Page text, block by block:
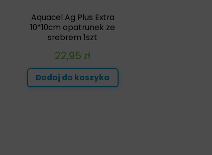
Aquacel Ag Plus Extra
10*10cm opatrunek ze
srebrem 1szt
22,95 zł
Dodaj do koszyka